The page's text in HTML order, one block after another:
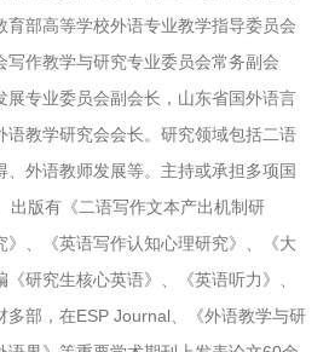
育部高等学校外语专业教学指导委员会
写作教学与研究专业委员会常务副会
展专业委员会副会长，山东省国外语言
语教学研究会会长。研究领域包括二语
外语教师发展等。主持或承担多项国
出版有《二语写作文本产出机制研
》、《英语写作认知心理研究》、《大
研究生核心英语》、《英语听力》、
多部，在ESP Journal、《外语教学与研